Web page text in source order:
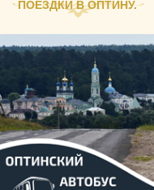
ПОЕЗДКИ В ОПТИНУ.